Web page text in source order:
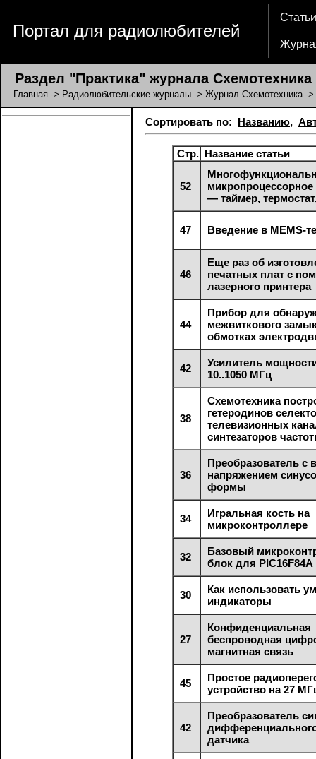
Портал для радиолюбителей
Статьи
Раздел "Практика" журнала Схемотехника
Главная -> Радиолюбительские журналы -> Журнал Схемотехника->
Сортировать по: Названию,
Стр. Название статьи
52
микропроцессорное
— таймер,
47 Введение в MEMS-
46
Еще раз об
печатных плат с
лазерного принтера
44
Прибор для
межвиткового
обмотках
42
Усилитель
10..1050 МГц
38
Схемотехника
гетеродинов
телевизионных
синтезаторов
36
Преобразователь
напряжением
формы
34
Игральная кость на
микроконтроллере
32
Базовый
блок для PIC16F84A
30
Как использовать
индикаторы
27
Конфиденциальная
беспроводная
магнитная связь
45
Простое
устройство на 27
42
Преобразователь
датчика